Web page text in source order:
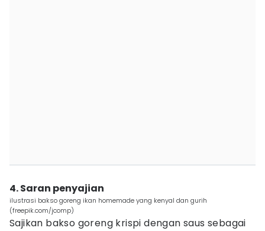
4. Saran penyajian
ilustrasi bakso goreng ikan homemade yang kenyal dan gurih
(freepik.com/jcomp)
Sajikan bakso goreng krispi dengan saus sebagai